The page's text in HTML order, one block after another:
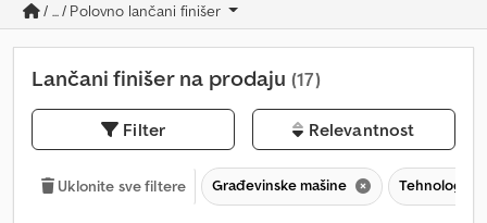
/ ... / Polovno lančani finišer
Lančani finišer na prodaju (17)
Filter Relevantnost
Uklonite sve filtere Građevinske mašine Tehnologija